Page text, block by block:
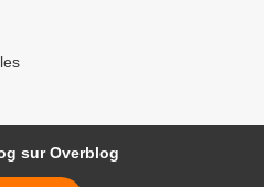
sur Overblog